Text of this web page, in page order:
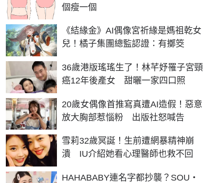
個瘦一個
《結緣金》AI偶像宮祈緣是媽祖乾女
兒！橘子集團總監認證：有擲筊
36歲港版瑤瑤生了！林芊妤罹子宮頸
癌12年後產女 甜曬一家四口照
20歲女偶像首推寫真遭AI造假！惡意
放大胸部惹惱粉 出版社怒喊告
雪莉32歲冥誕！生前遭網暴精神崩
潰 IU介紹她看心理醫師也救不回
HAHABABY連名字都抄襲？SOU・